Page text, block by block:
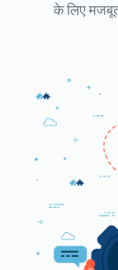
के लिए